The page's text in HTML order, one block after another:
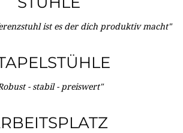
ist es der dich produktiv macht"
- stabil - preiswert"